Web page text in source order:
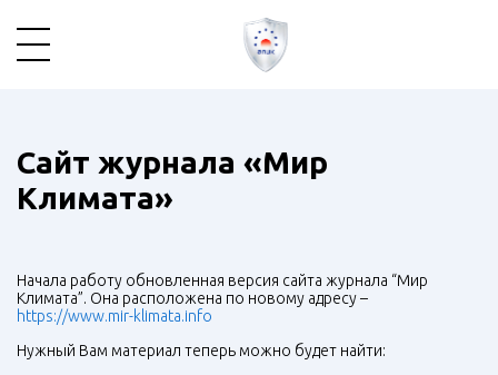
Сайт журнала «Мир
Климата»
Начала работу обновленная версия сайта журнала “Мир
Климата”. Она расположена по новому адресу –
https://www.mir-klimata.info
Нужный Вам материал теперь можно будет найти: